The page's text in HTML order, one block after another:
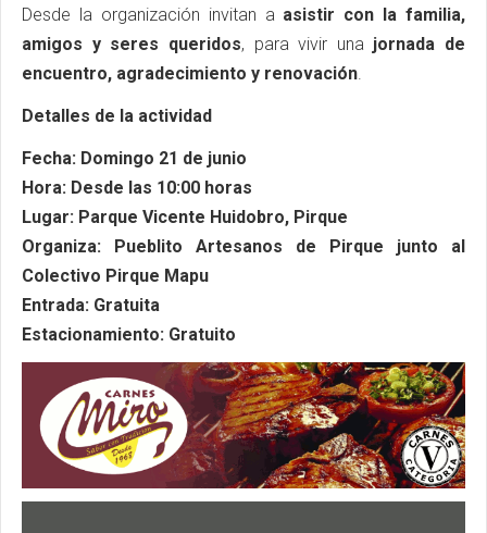
Desde la organización invitan a asistir con la familia,
amigos y seres queridos, para vivir una jornada de
encuentro, agradecimiento y renovación
Detalles de la actividad
Fecha: Domingo 21 de junio
Hora: Desde las 10:00 horas
Lugar: Parque Vicente Huidobro, Pirque
Organiza: Pueblito Artesanos de Pirque junto al
Colectivo Pirque Mapu
Entrada: Gratuita
Estacionamiento: Gratuito